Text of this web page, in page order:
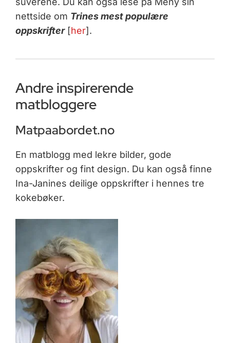
nettside om Trines mest populære
oppskrifter[her].
Andre inspirerende
matbloggere
Matpaabordet.no
En matblogg med lekre bilder, gode
oppskrifter og fint design. Du kan også finne
Ina-Janines deilige oppskrifter i hennes tre
kokebøker.